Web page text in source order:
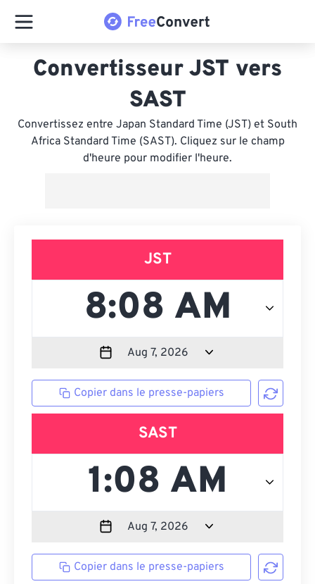
Convertisseur JST vers
SAST
Convertissez entre Japan Standard Time (JST) et South
Africa Standard Time (SAST). Cliquez sur le champ
d'heure pour modifier l'heure.
JST
Copier dans le presse-papiers
SAST
Copier dans le presse-papiers